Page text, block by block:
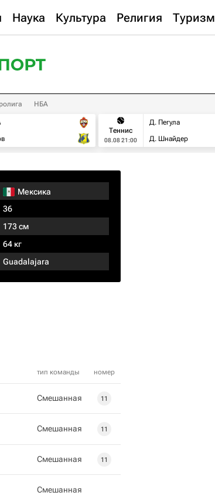
Наука Культура Религия Туризм
НБА
Теннис
08.08 21:00
Д. Пегула
Д. Шнайдер
Мексика
36
173 см
64 кг
Guadalajara
тип команды номер
Смешанная 11
Смешанная 11
Смешанная 11
Смешанная